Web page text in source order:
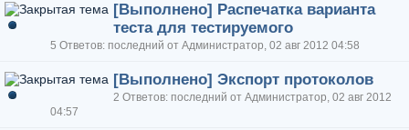
[Выполнено] Распечатка варианта
теста для тестируемого
5 Ответов: последний от Администратор, 02 авг 2012 04:58
[Выполнено] Экспорт протоколов
2 Ответов: последний от Администратор, 02 авг 2012
04:57